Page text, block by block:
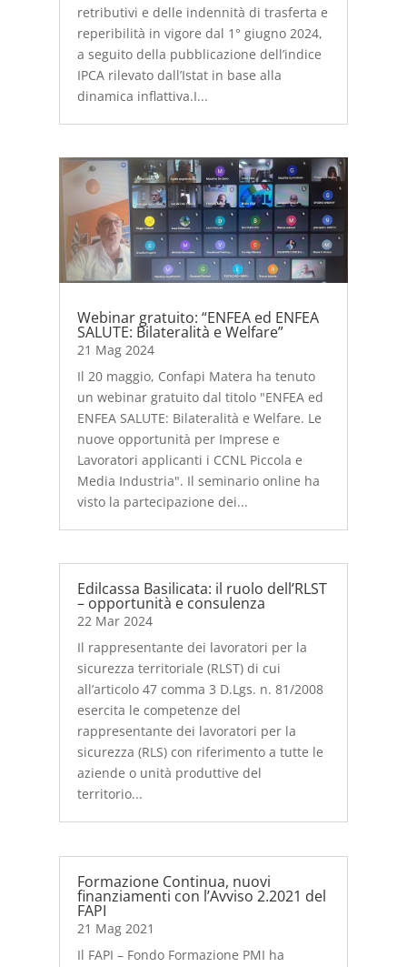
retributivi e delle indennità di trasferta e
reperibilità in vigore dal 1° giugno 2024,
a seguito della pubblicazione dell’indice
IPCA rilevato dall’Istat in base alla
dinamica inflattiva.I...
Webinar gratuito: “ENFEA ed ENFEA
SALUTE: Bilateralità e Welfare”
21 Mag 2024
Il 20 maggio, Confapi Matera ha tenuto
un webinar gratuito dal titolo "ENFEA ed
ENFEA SALUTE: Bilateralità e Welfare. Le
nuove opportunità per Imprese e
Lavoratori applicanti i CCNL Piccola e
Media Industria". Il seminario online ha
visto la partecipazione dei...
Edilcassa Basilicata: il ruolo dell’RLST
– opportunità e consulenza
22 Mar 2024
Il rappresentante dei lavoratori per la
sicurezza territoriale (RLST) di cui
all’articolo 47 comma 3 D.Lgs. n. 81/2008
esercita le competenze del
rappresentante dei lavoratori per la
sicurezza (RLS) con riferimento a tutte le
aziende o unità produttive del
territorio...
Formazione Continua, nuovi
finanziamenti con l’Avviso 2.2021 del
FAPI
21 Mag 2021
Il FAPI – Fondo Formazione PMI ha